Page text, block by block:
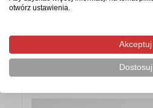
Polecane akcesoria
otwórz ustawienia.
Akceptuj
Dostosuj